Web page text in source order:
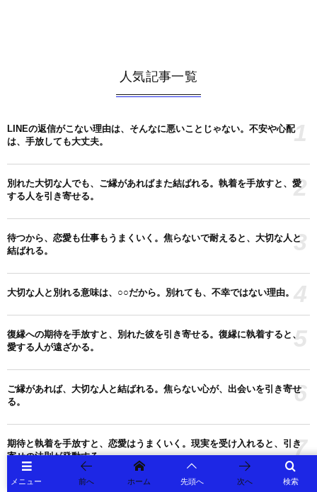
人気記事一覧
LINEの返信がこない理由は、そんなに悪いことじゃない。不安や心配
は、手放しても大丈夫。
1
別れた大切な人でも、ご縁があればまた結ばれる。執着を手放すと、愛
する人を引き寄せる。
2
待つから、恋愛も仕事もうまくいく。焦らないで耐えると、大切な人と
結ばれる。
3
大切な人と別れる意味は、○○だから。別れても、不幸ではない理由。 4
復縁への期待を手放すと、別れた彼を引き寄せる。復縁に執着すると、
愛する人が遠ざかる。
5
ご縁があれば、大切な人と結ばれる。焦らない心が、出会いを引き寄せ
る。
6
期待と執着を手放すと、恋愛はうまくいく。現実を受け入れると、引き
寄せの法則が発動する。
7
メニュー 検索
前へ ホーム 先頭へ 次へ